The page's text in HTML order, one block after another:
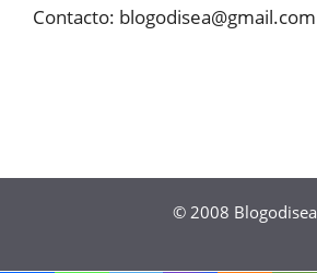
Contacto: blogodisea@gmail.com
© 2008 Blogodisea